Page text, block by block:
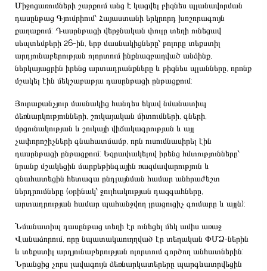
Միջոցառումների շարքում անց է կացվել բիզնես պլանավորման
դասընթաց Գյումրիում՝ Հայաստանի երկրորդ խոշորագույն
քաղաքում: Դասընթացի վերջնական փուլը տեղի ունեցավ
սեպտեմբերի 26-ին, երբ մասնակիցները՝ բոլորը տեքստիլ
արդյունաբերության ոլորտում ինքնազբաղված անձինք,
ներկայացրին իրենց արտադրանքները և բիզնես պլանները, որոնք
մշակել էին մեկշաբաթյա դասընթացի ընթացքում:
Յուրաքանչյուր մասնակից հանդես եկավ նմանատիպ
ձեռնարկությունների, շուկայական միտումների, գների,
մրցունակության և շուկայի վիճակագրության և այլ
չափորոշիչների գնահատմամբ, որն ուսումնասիրել էին
դասընթացի ընթացքում: Եզրափակելով իրենց հմտությունները՝
նրանք մշակեցին մարքեթինգային ռազմավարություն և
գնահատեցին հետագա ընդլայնման համար անհրաժեշտ
ներդրումները (օրինակ՝ ջուլհակության դազգահները,
արտադրության համար պահանջվող լրացուցիչ գումարը և այլն):
Նմանատիպ դասընթաց տեղի էր ունեցել մեկ ամիս առաջ
Վանաձորում, որը նպատակաուղղված էր տեղական ՓՄՁ-ներին
և տեքստիլ արդյունաբերության ոլորտում գործող անհատներին:
Նրանցից չորս լավագույն ձեռնարկատերերը պարգևատրվեցին